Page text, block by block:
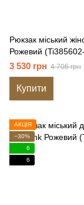
Рюкзак міський
Рожевий
3 530 грн 4 706 грн
Купити
АКЦІЯ
−30%
6
6